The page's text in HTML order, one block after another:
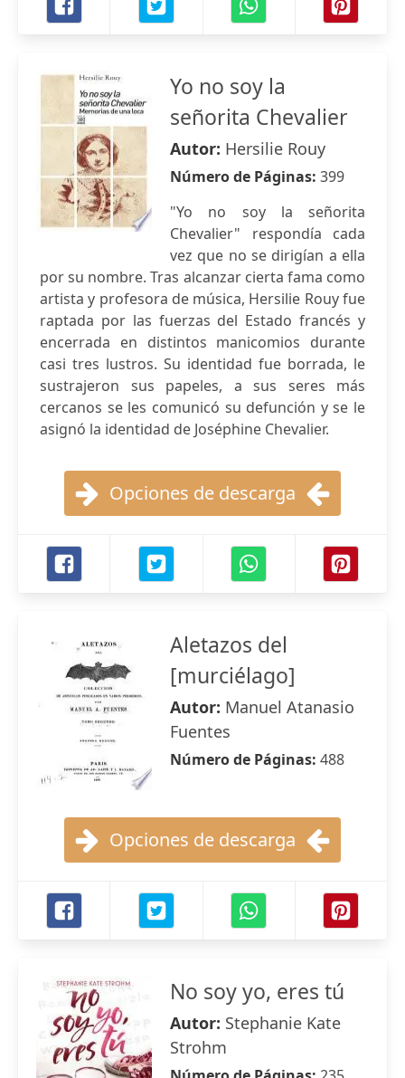
Yo no soy la
señorita Chevalier
Autor: Hersilie Rouy
Número de Páginas: 399
"Yo no soy la señorita
Chevalier" respondía cada
vez que no se dirigían a ella
por su nombre. Tras alcanzar cierta fama como
artista y profesora de música, Hersilie Rouy fue
raptada por las fuerzas del Estado francés y
encerrada en distintos manicomios durante
casi tres lustros. Su identidad fue borrada, le
sustrajeron sus papeles, a sus seres más
cercanos se les comunicó su defunción y se le
asignó la identidad de Joséphine Chevalier.
Opciones de descarga
Aletazos del
[murciélago]
Autor: Manuel Atanasio
Fuentes
Número de Páginas: 488
Opciones de descarga
No soy yo, eres tú
Autor: Stephanie Kate
Strohm